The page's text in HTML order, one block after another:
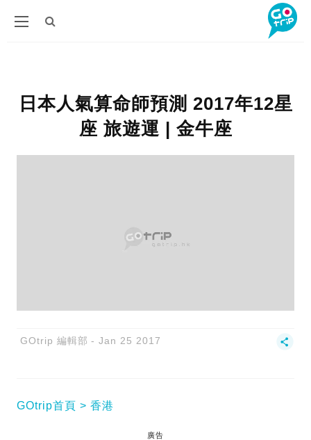
日本人氣算命師預測 2017年12星
座 旅遊運 | 金牛座
GOtrip 編輯部 Jan 25 2017
GOtrip首頁 香港
廣告